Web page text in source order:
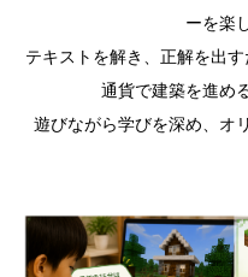
ーを楽
テキストを解き、正解を出
通貨で建築を進め
遊びながら学びを深め、オ